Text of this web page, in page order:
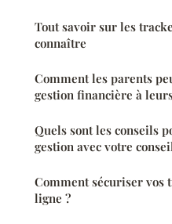
Tout savoir sur les
connaître
Comment les parents
gestion financière à
Quels sont les conseils
gestion avec votre
Comment sécuriser vos
ligne ?